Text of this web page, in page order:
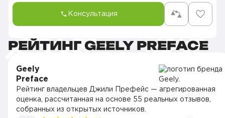
Консультация
РЕЙТИНГ GEELY PREFACE
Geely
Preface
Рейтинг владельцев Джили Префейс — агрегированная
оценка, рассчитанная на основе 55 реальных отзывов,
собранных из открытых источников.